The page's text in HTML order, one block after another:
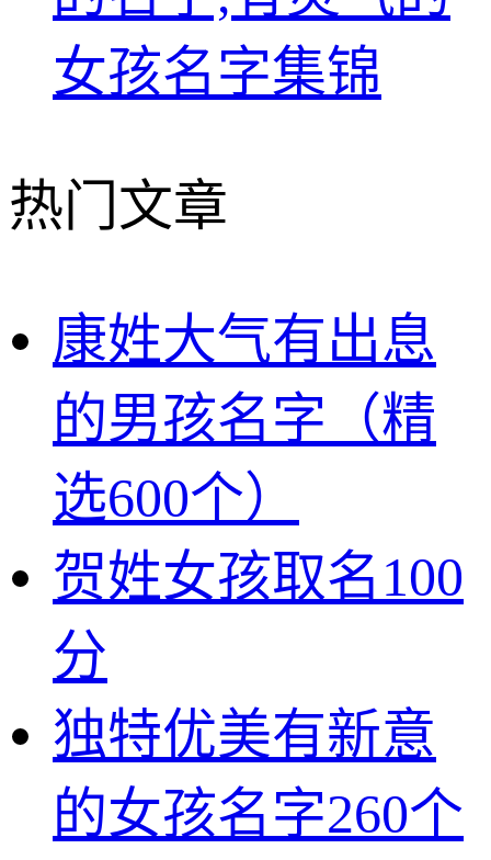
女孩名字集锦
热门文章
康姓大气有出息
的男孩名字（精
选600个）
贺姓女孩取名100
分
独特优美有新意
的女孩名字260个